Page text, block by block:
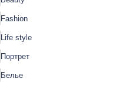
Fashion
Life style
Портрет
Белье